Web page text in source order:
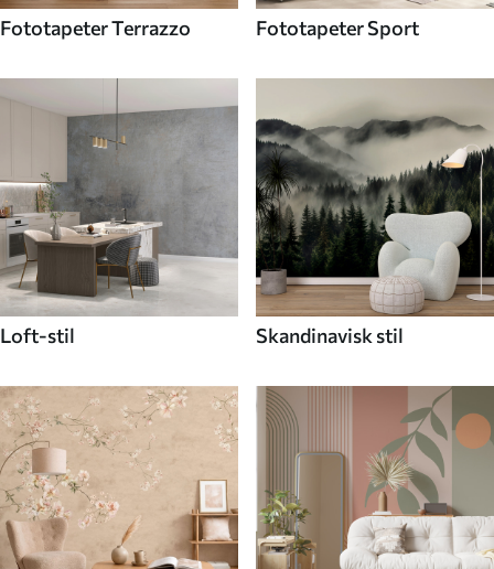
Fototapeter Terrazzo Fototapeter Sport
Loft-stil Skandinavisk stil